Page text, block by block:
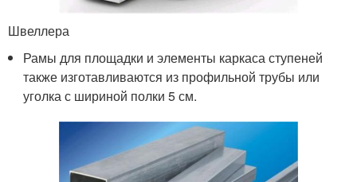
Швеллера
Рамы для площадки и элементы каркаса ступеней
также изготавливаются из профильной трубы или
уголка с шириной полки 5 см.